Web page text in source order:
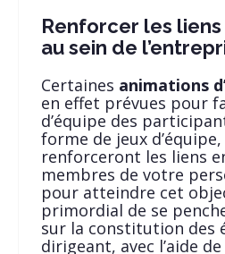
Renforcer les
au sein de
Certaines animations
en effet prévues pour
d’équipe des
forme de jeux
renforceront les liens
membres de votre
pour atteindre cet
primordial de se
sur la constitution des
dirigeant, avec l’aide de